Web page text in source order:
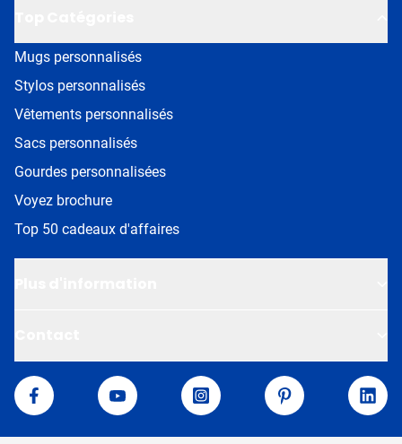
Mugs personnalisés
Stylos personnalisés
Vêtements personnalisés
Sacs personnalisés
Gourdes personnalisées
Voyez brochure
Top 50 cadeaux d'affaires
Van Helden
Facebook
YouTube Instagram Pinterest